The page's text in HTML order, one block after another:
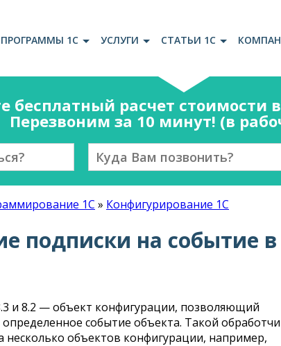
ПРОГРАММЫ 1С УСЛУГИ СТАТЬИ 1С
бесплатный расчет стоимости
Перезвоним за 10 минут! (в
1С » Конфигурирование 1С
подписки на событие в
и 8.2 — объект конфигурации, позволяющий
событие объекта. Такой
несколько объектов конфигурации, например,